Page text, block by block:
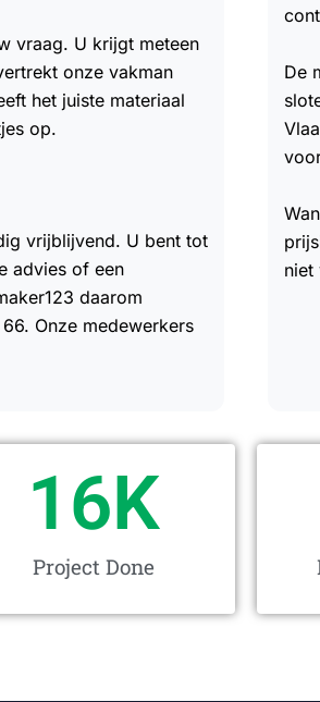
vraag. U krijgt meteen
onze vakman
het juiste materiaal
op.
vrijblijvend. U bent tot
advies of een
daarom
Onze medewerkers
De
niet
Project Done
16K